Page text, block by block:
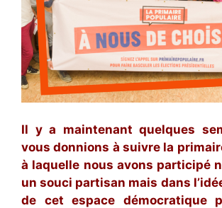
Il y a maintenant quelques
vous donnions à suivre la
à laquelle nous avons participé
un souci partisan mais dans
de cet espace démocratique